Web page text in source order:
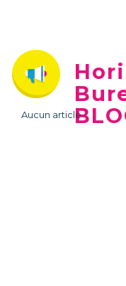
Aucun article